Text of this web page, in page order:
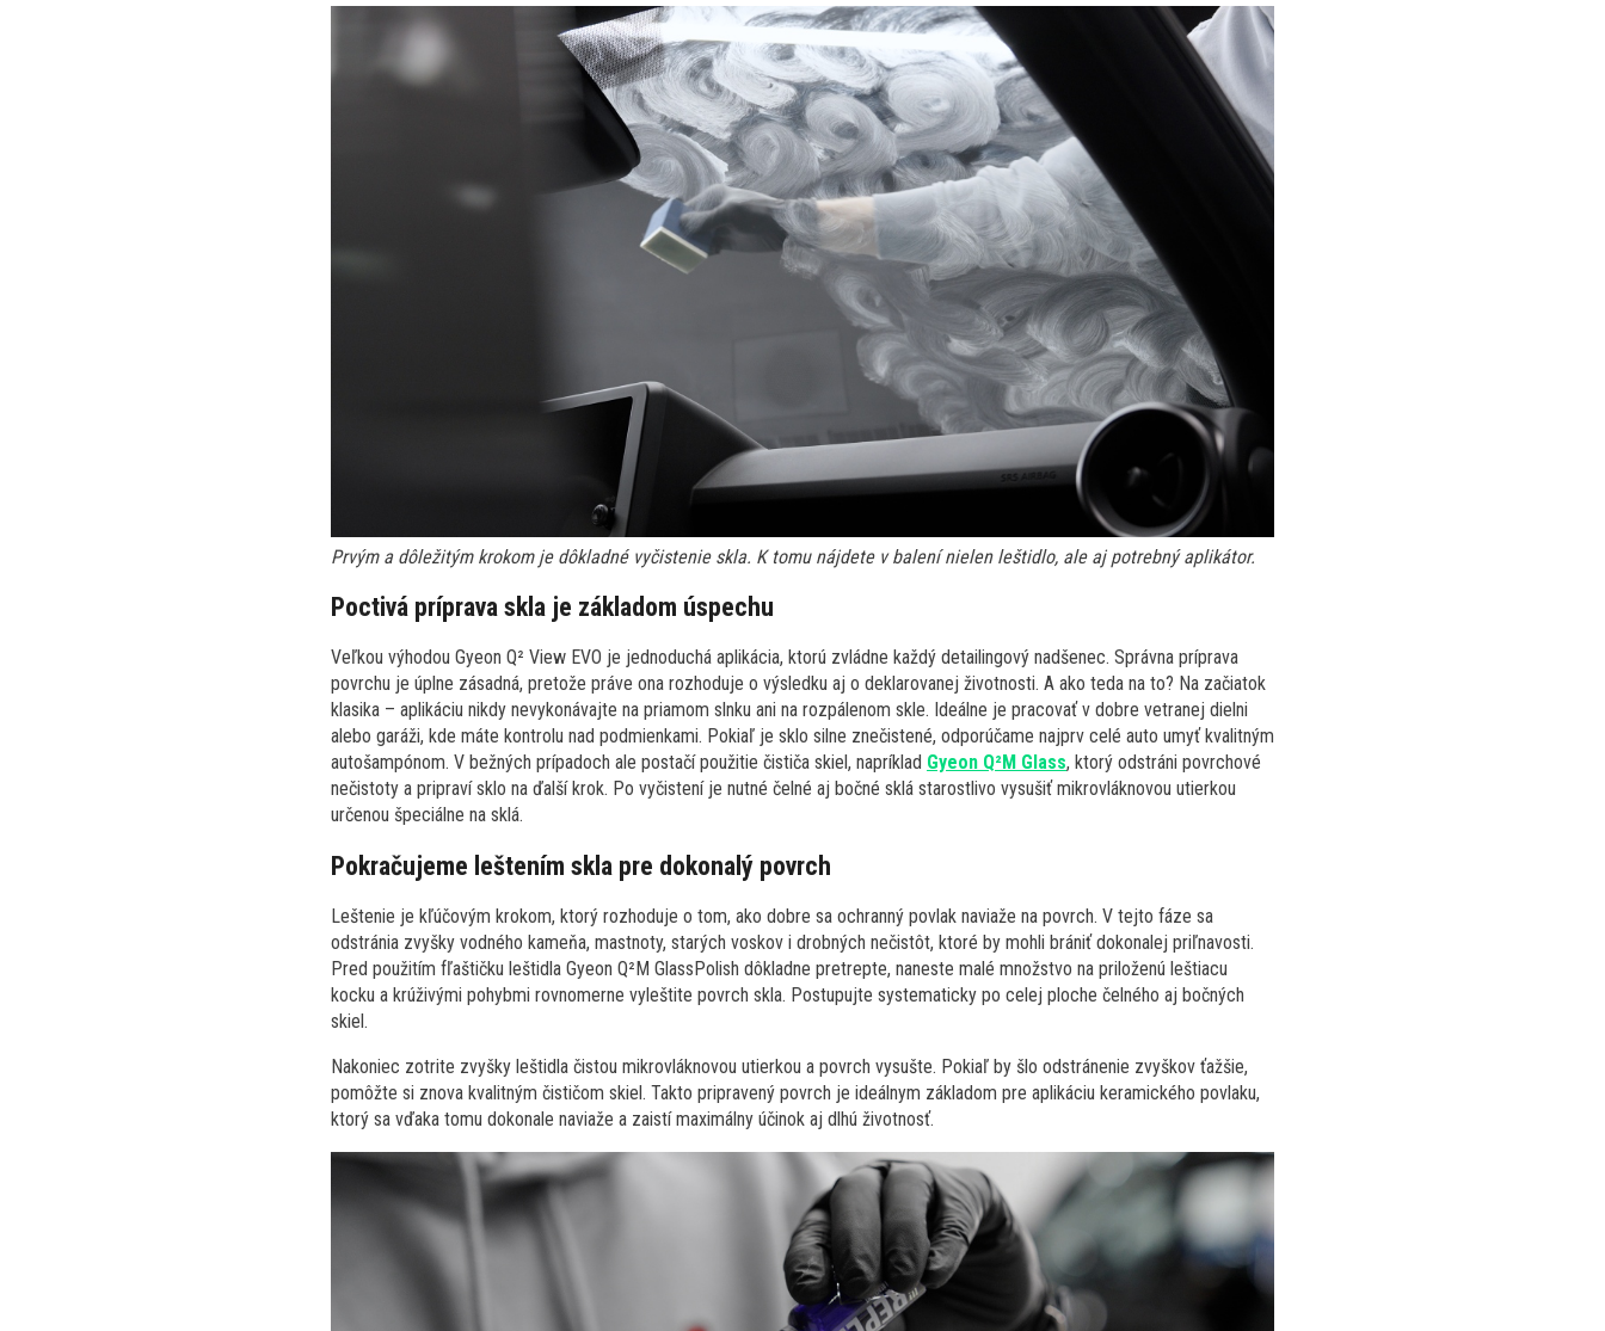
Prvým a dôležitým krokom je dôkladné vyčistenie skla. K tomu nájdete v balení nielen leštidlo, ale aj potrebný aplikátor.
Poctivá príprava skla je základom úspechu
Veľkou výhodou Gyeon Q² View EVO je jednoduchá aplikácia, ktorú zvládne každý detailingový nadšenec. Správna príprava
povrchu je úplne zásadná, pretože práve ona rozhoduje o výsledku aj o deklarovanej životnosti. A ako teda na to? Na začiatok
klasika – aplikáciu nikdy nevykonávajte na priamom slnku ani na rozpálenom skle. Ideálne je pracovať v dobre vetranej dielni
alebo garáži, kde máte kontrolu nad podmienkami. Pokiaľ je sklo silne znečistené, odporúčame najprv celé auto umyť kvalitným
autošampónom. V bežných prípadoch ale postačí použitie čističa skiel, napríklad Gyeon Q²M Glass, ktorý odstráni povrchové
nečistoty a pripraví sklo na ďalší krok. Po vyčistení je nutné čelné aj bočné sklá starostlivo vysušiť mikrovláknovou utierkou
určenou špeciálne na sklá.
Pokračujeme leštením skla pre dokonalý povrch
Leštenie je kľúčovým krokom, ktorý rozhoduje o tom, ako dobre sa ochranný povlak naviaže na povrch. V tejto fáze sa
odstránia zvyšky vodného kameňa, mastnoty, starých voskov i drobných nečistôt, ktoré by mohli brániť dokonalej priľnavosti.
Pred použitím fľaštičku leštidla Gyeon Q²M GlassPolish dôkladne pretrepte, naneste malé množstvo na priloženú leštiacu
kocku a krúživými pohybmi rovnomerne vyleštite povrch skla. Postupujte systematicky po celej ploche čelného aj bočných
skiel.
Nakoniec zotrite zvyšky leštidla čistou mikrovláknovou utierkou a povrch vysušte. Pokiaľ by šlo odstránenie zvyškov ťažšie,
pomôžte si znova kvalitným čističom skiel. Takto pripravený povrch je ideálnym základom pre aplikáciu keramického povlaku,
ktorý sa vďaka tomu dokonale naviaže a zaistí maximálny účinok aj dlhú životnosť.